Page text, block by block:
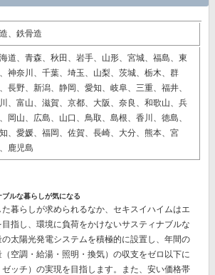
、鉄骨造
道、青森、秋田、岩手、山形、宮城、福島、東
神奈川、千葉、埼玉、山梨、茨城、栃木、群
長野、新潟、静岡、愛知、岐阜、三重、福井、
、富山、滋賀、京都、大阪、奈良、和歌山、兵
岡山、広島、山口、鳥取、島根、香川、徳島、
、愛媛、福岡、佐賀、長崎、大分、熊本、宮
鹿児島
ルな暮らしが気になる
暮らしが求められるなか、セキスイハイムはエ
指し、環境に負荷をかけないサスティナブルな
太陽光発電システムを積極的に設置し、 年間の
空調・給湯・照明・換気）の収支をゼロ以下に
ッチ）の実現を目指します。また、安い価格帯